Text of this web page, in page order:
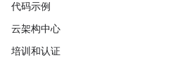
代码示例
云架构中心
培训和认证